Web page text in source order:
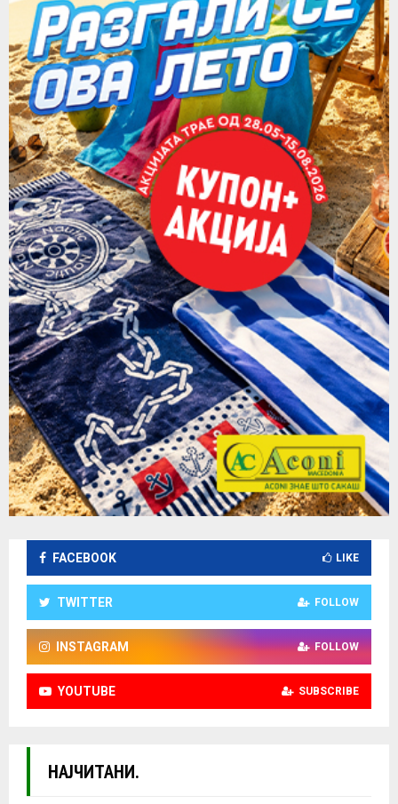
FACEBOOK LIKE
TWITTER FOLLOW
INSTAGRAM FOLLOW
YOUTUBE SUBSCRIBE
НАЈЧИТАНИ.